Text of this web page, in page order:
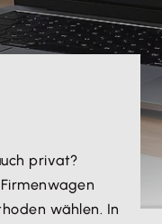
privat?
wählen. In